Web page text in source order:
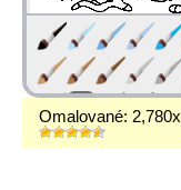
Omalované: 2,780x